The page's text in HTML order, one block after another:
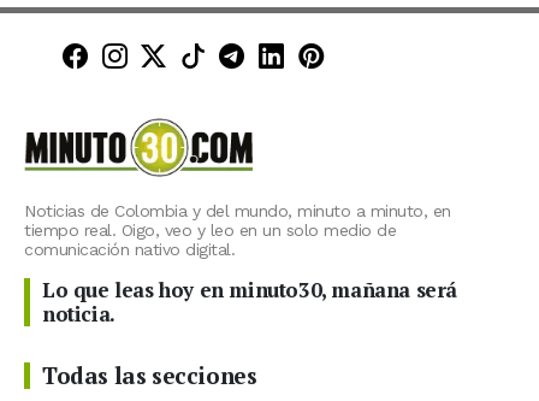
Minuto30 en Facebook
Minuto30 en Instagram
Minuto30 en X (Twitter)
Minuto30 en TikTok
Canal de Minuto30 en
Minuto30 en LinkedIn
Minuto30 en
Noticias de Colombia y del mundo, minuto a minuto, en
tiempo real. Oigo, veo y leo en un solo medio de
comunicación nativo digital.
Lo que leas hoy en minuto30, mañana será
noticia.
Todas las secciones